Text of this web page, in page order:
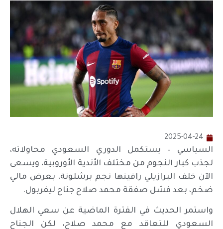
2025-04-24
السياسي – يستكمل الدوري السعودي محاولاته،
لجذب كبار النجوم من مختلف الأندية الأوروبية، ويسعى
الآن خلف البرازيلي رافينها نجم برشلونة، بعرض مالي
ضخم، بعد فشل صفقة محمد صلاح جناح ليفربول.
واستمر الحديث في الفترة الماضية عن سعي الهلال
السعودي للتعاقد مع محمد صلاح، لكن الجناح